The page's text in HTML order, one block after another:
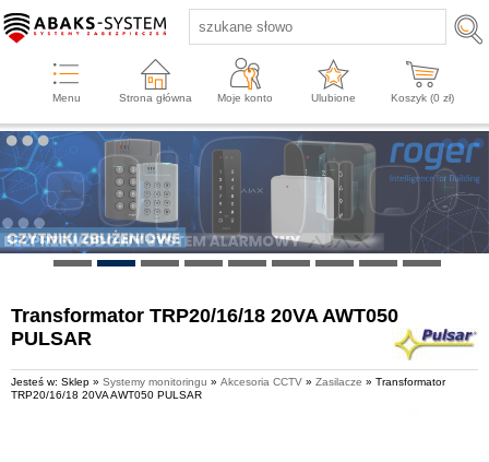
Menu Strona główna Moje konto Ulubione Koszyk (0 zł)
Transformator TRP20/16/18 20VA AWT050
PULSAR
Jesteś w: Sklep » Systemy monitoringu » Akcesoria CCTV » Zasilacze » Transformator
TRP20/16/18 20VA AWT050 PULSAR